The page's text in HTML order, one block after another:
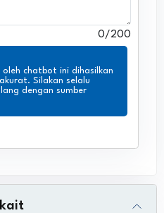
0/200
oleh chatbot ini dihasilkan
Silakan selalu
dengan sumber